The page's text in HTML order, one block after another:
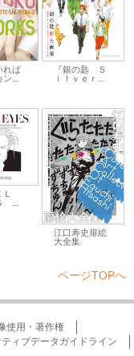
れば
...
『銀の匙 Ｓ
ｉｌｖｅｒ...
Ｌ
...
江口寿史扉絵
大全集
ページTOPへ
使用・著作権
ィブデータガイドライン